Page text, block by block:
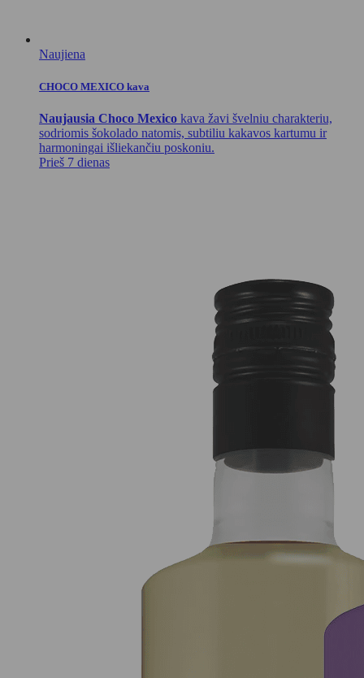
Naujiena
CHOCO MEXICO kava
Naujausia Choco Mexico kava žavi švelniu charakteriu,
sodriomis šokolado natomis, subtiliu kakavos kartumu ir
harmoningai išliekančiu poskoniu.
Prieš 7 dienas